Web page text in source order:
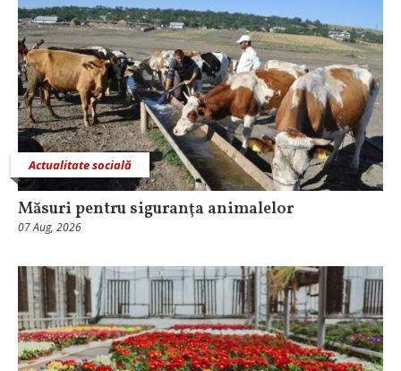
Actualitate socială
Măsuri pentru siguranţa animalelor
07 Aug, 2026